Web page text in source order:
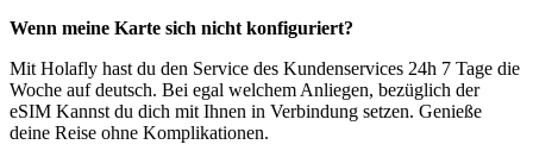
Wenn meine Karte sich nicht konfiguriert?
Mit Holafly hast du den Service des Kundenservices 24h 7 Tage die
Woche auf deutsch. Bei egal welchem Anliegen, bezüglich der
eSIM Kannst du dich mit Ihnen in Verbindung setzen. Genieße
deine Reise ohne Komplikationen.